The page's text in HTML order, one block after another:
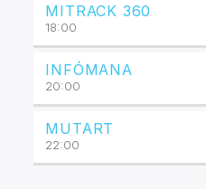
MITRACK 360
18:00
INFÓMANA
20:00
MUTART
22:00